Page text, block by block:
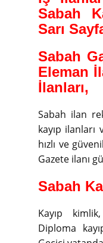
Sabah
Sarı
Sabah
Eleman
İlanları,
Sabah ilan
kayıp ilanları
hızlı ve
Gazete ilanı
Sabah
Kayıp
Diploma